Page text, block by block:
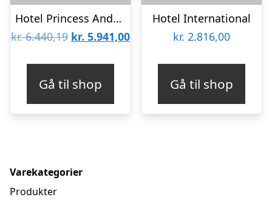
Hotel Princess Andriana Resort & Spa
kr.6.440,19 Den
kr. 6.440,19.
kr. 5.941,00Den
kr. 5.941,00.
Gå til shop
Hotel International
kr. 2.816,00
Gå til shop
Varekategorier
Produkter